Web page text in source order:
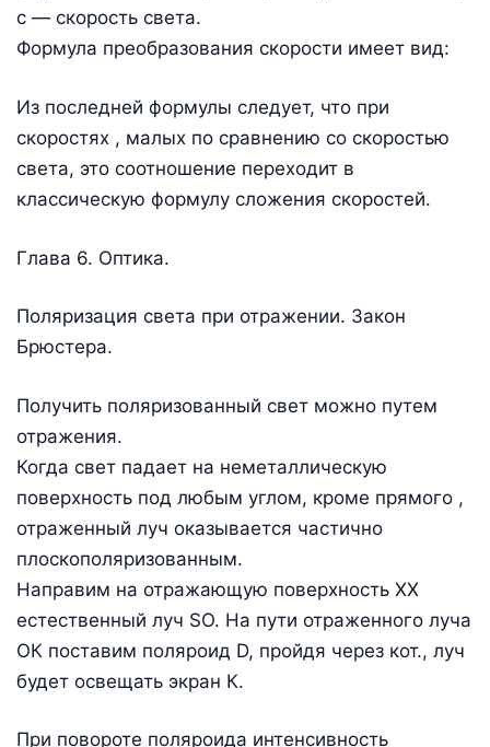
с — скорость света.
Формула преобразования скорости имеет вид:
Из последней формулы следует, что при
скоростях , малых по сравнению со скоростью
света, это соотношение переходит в
классическую формулу сложения скоростей.
Глава 6. Оптика.
Поляризация света при отражении. Закон
Брюстера.
Получить поляризованный свет можно путем
отражения.
Когда свет падает на неметаллическую
поверхность под любым углом, кроме прямого ,
отраженный луч оказывается частично
плоскополяризованным.
Направим на отражающую поверхность ХХ
естественный луч SO. На пути отраженного луча
ОК поставим поляроид D, пройдя через кот., луч
будет освещать экран К.
При повороте поляроида интенсивность